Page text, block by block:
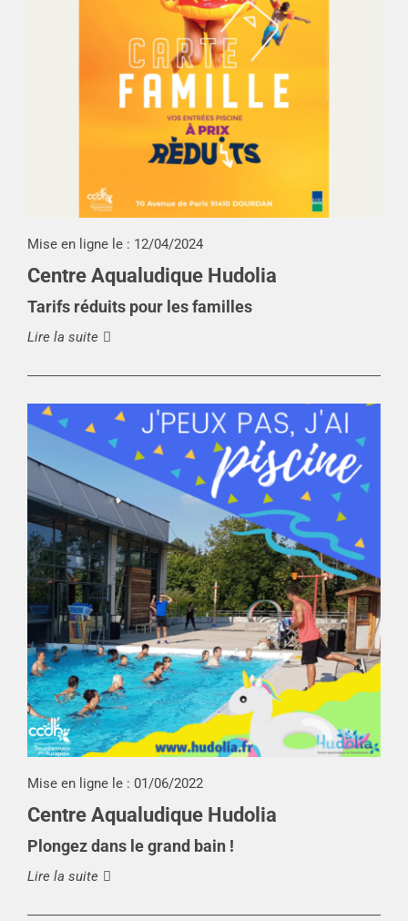
Mise en ligne le : 12/04/2024
Centre Aqualudique Hudolia
Tarifs réduits pour les familles
Lire la suite
Mise en ligne le : 01/06/2022
Centre Aqualudique Hudolia
Plongez dans le grand bain !
Lire la suite